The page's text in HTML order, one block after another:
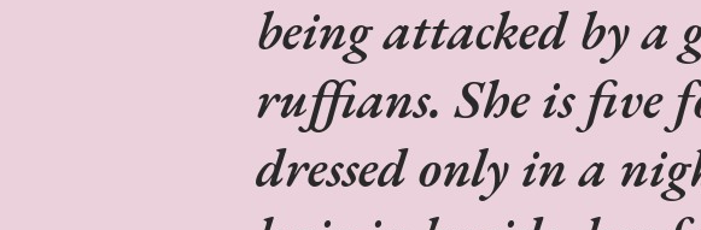
being attacked by a
ruffians. She is five
dressed only in a